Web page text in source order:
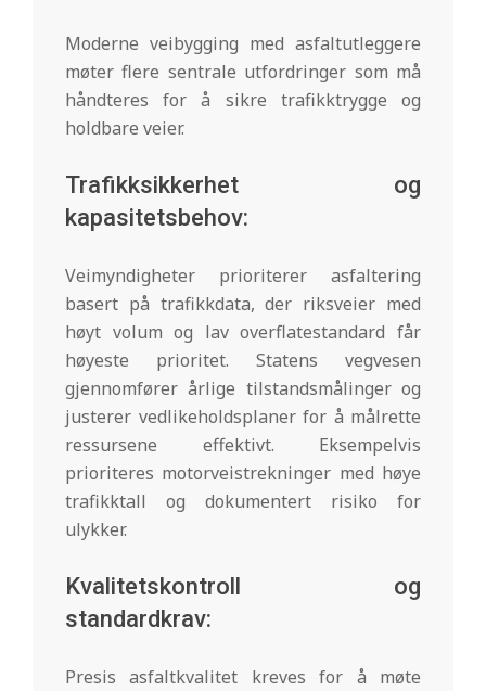
Moderne veibygging med asfaltutleggere
møter flere sentrale utfordringer som må
håndteres for å sikre trafikktrygge og
holdbare veier.
Trafikksikkerhet og
kapasitetsbehov:
Veimyndigheter prioriterer asfaltering
basert på trafikkdata, der riksveier med
høyt volum og lav overflatestandard får
høyeste prioritet. Statens vegvesen
gjennomfører årlige tilstandsmålinger og
justerer vedlikeholdsplaner for å målrette
ressursene effektivt. Eksempelvis
prioriteres motorveistrekninger med høye
trafikktall og dokumentert risiko for
ulykker.
Kvalitetskontroll og
standardkrav:
Presis asfaltkvalitet kreves for å møte